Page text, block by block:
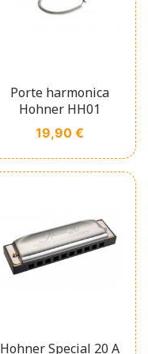
Porte harmonica
Hohner HH01
Prix
19,90 €
Hohner Special 20 A